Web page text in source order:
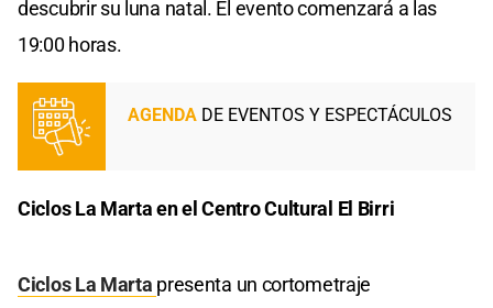
descubrir su luna natal. El evento comenzará a las
19:00 horas.
AGENDA DE EVENTOS Y ESPECTÁCULOS
Ciclos La Marta en el Centro Cultural El Birri
Ciclos La Marta presenta un cortometraje